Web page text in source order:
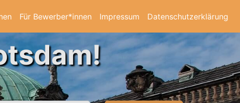
Für Bewerber*innen Impressum Datenschutzerklärung